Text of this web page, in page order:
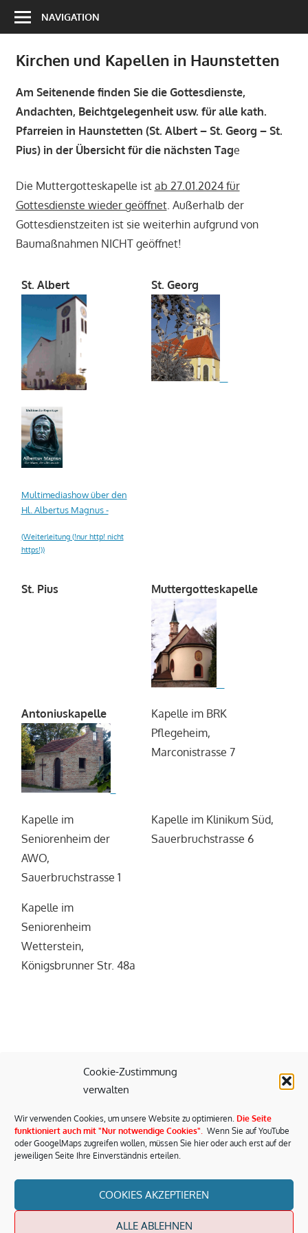
Cookie-Zustimmung
verwalten
Wir verwenden Cookies, um unsere Website zu optimieren. Die Seite
funktioniert auch mit "Nur notwendige Cookies". Wenn Sie auf YouTube
oder GoogelMaps zugreifen wollen, müssen Sie hier oder auch erst auf der
jeweiligen Seite Ihre Einverständnis erteilen.
COOKIES AKZEPTIEREN
ALLE ABLEHNEN
Zum
Inhalt
NAVIGATION
Kirchen und Kapellen in Haunstetten
Am Seitenende finden Sie die Gottesdienste,
Andachten, Beichtgelegenheit usw. für alle kath.
Pfarreien in Haunstetten (St. Albert – St. Georg – St.
Pius) in der Übersicht für die nächsten Tage
Die Muttergotteskapelle ist ab 27.01.2024 für
Gottesdienste wieder geöffnet. Außerhalb der
Gottesdienstzeiten ist sie weiterhin aufgrund von
Baumaßnahmen NICHT geöffnet!
St. Albert St. Georg
Multimediashow über den
Hl. Albertus Magnus -
(Weiterleitung (!nur http! nicht
https!))
St. Pius Muttergotteskapelle
Antoniuskapelle
Kapelle im BRK
Pflegeheim,
Marconistrasse 7
Kapelle im
Seniorenheim der
AWO,
Sauerbruchstrasse 1
Kapelle im Klinikum Süd,
Sauerbruchstrasse 6
Kapelle im
Seniorenheim
Wetterstein,
Königsbrunner Str. 48a